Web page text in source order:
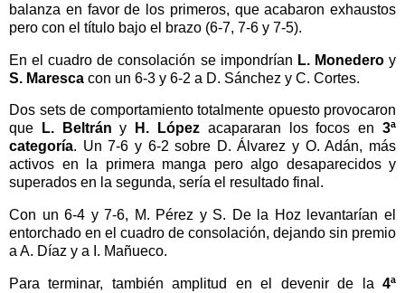
balanza en favor de los primeros, que acabaron exhaustos
pero con el título bajo el brazo (6-7, 7-6 y 7-5).
En el cuadro de consolación se impondrían L. Monederoy
S. Maresca con un 6-3 y 6-2 a D. Sánchez y C. Cortes.
Dos sets de comportamiento totalmente opuesto provocaron
que
L. Beltrán y H. López acapararan los focos en3ª
categoría. Un 7-6 y 6-2 sobre D. Álvarez y O. Adán, más
activos en la primera manga pero algo desaparecidos y
superados en la segunda, sería el resultado final.
Con un 6-4 y 7-6, M. Pérez y S. De la Hoz levantarían el
entorchado en el cuadro de consolación, dejando sin premio
a A. Díaz y a I. Mañueco.
Para terminar, también amplitud en el devenir de la 4ª